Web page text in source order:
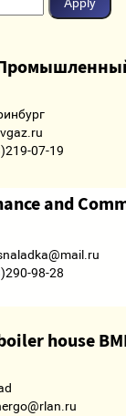
07-19
and
98-28
house